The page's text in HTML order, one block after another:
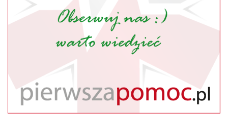
Polska(Zdalnie)